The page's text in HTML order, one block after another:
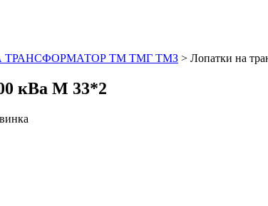
ТМ ТМГ ТМЗ > Лопатки на
кВа М 33*2